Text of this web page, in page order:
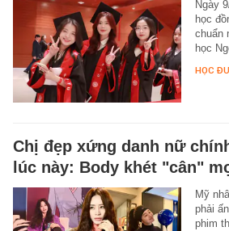
Ngày
học
chuẩn
học
HỌC
Chị đẹp xứng danh nữ
lúc này: Body khét "cân"
Mỹ
phải
phim